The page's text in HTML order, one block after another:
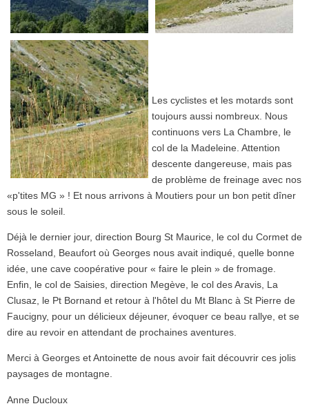
Les cyclistes et les motards sont
toujours aussi nombreux. Nous
continuons vers La Chambre, le
col de la Madeleine. Attention
descente dangereuse, mais pas
de problème de freinage avec nos
«p'tites MG » ! Et nous arrivons à Moutiers pour un bon petit dîner
sous le soleil.
Déjà le dernier jour, direction Bourg St Maurice, le col du Cormet de
Rosseland, Beaufort où Georges nous avait indiqué, quelle bonne
idée, une cave coopérative pour « faire le plein » de fromage.
Enfin, le col de Saisies, direction Megève, le col des Aravis, La
Clusaz, le Pt Bornand et retour à l'hôtel du Mt Blanc à St Pierre de
Faucigny, pour un délicieux déjeuner, évoquer ce beau rallye, et se
dire au revoir en attendant de prochaines aventures.
Merci à Georges et Antoinette de nous avoir fait découvrir ces jolis
paysages de montagne.
Anne Ducloux